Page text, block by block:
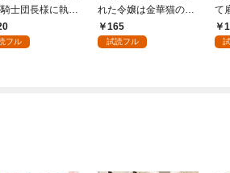
士団長様に執着
れるまで: 1
フル
れた令嬢は金華猫の一
途な愛で幸せを掴む～:
1
165
試読フル
て
婚